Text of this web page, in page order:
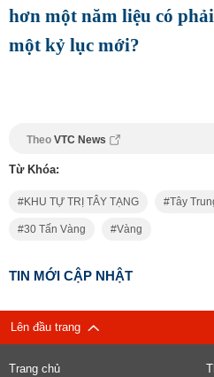
hơn một năm liệu có
một kỷ lục mới?
Theo VTC News
Từ Khóa:
KHU TỰ TRỊ TÂY TẠNG Tây
30 Tấn Vàng Vàng
TIN MỚI CẬP NHẬT
Lên đầu trang
Trang chủ